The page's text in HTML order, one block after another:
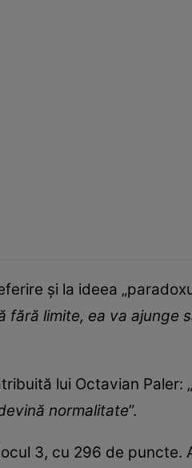
și la ideea
fără limite, ea va ajunge
lui Octavian Paler: „
normalitate”.
3, cu 296 de